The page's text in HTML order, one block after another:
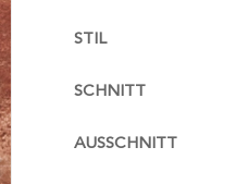
STIL
SCHNITT
AUSSCHNITT